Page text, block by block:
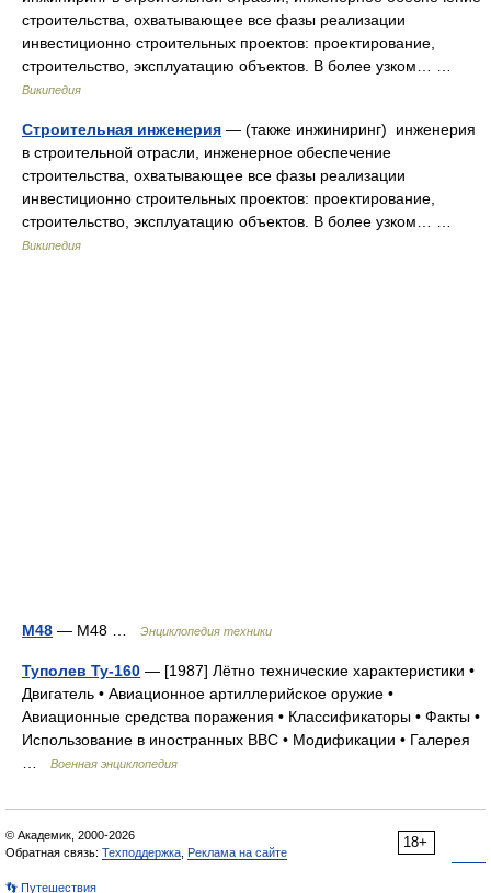
строительства, охватывающее все фазы реализации
инвестиционно строительных проектов: проектирование,
строительство, эксплуатацию объектов. В более узком… …
Википедия
Строительная инженерия — (также инжиниринг) инженерия
в строительной отрасли, инженерное обеспечение
строительства, охватывающее все фазы реализации
инвестиционно строительных проектов: проектирование,
строительство, эксплуатацию объектов. В более узком… …
Википедия
М48 — М48 … Энциклопедия техники
Туполев Ту-160 — [1987] Лётно технические характеристики •
Двигатель • Авиационное артиллерийское оружие •
Авиационные средства поражения • Классификаторы • Факты •
Использование в иностранных ВВС • Модификации • Галерея
Военная энциклопедия
18+
© Академик, 2000-2026
Обратная связь: Техподдержка Реклама на сайте
👣 Путешествия